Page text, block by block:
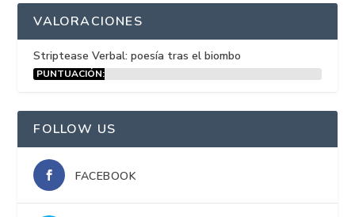
VALORACIONES
Striptease Verbal: poesía tras el biombo
PUNTUACIÓN:
FOLLOW US
FACEBOOK